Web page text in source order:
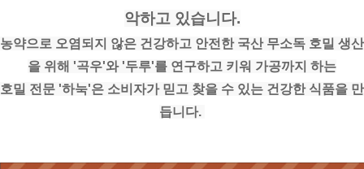
악하고 있습니다.
농약으로 오염되지 않은 건강하고 안전한 국산 무소독 호밀 생산
을 위해 '곡우'와 '두루'를 연구하고 키워 가공까지 하는
호밀 전문 '하눅'은 소비자가 믿고 찾을 수 있는 건강한 식품을 만
듭니다.